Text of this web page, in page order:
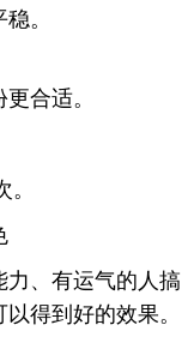
。
合适。
、有运气的人搞
得到好的效果。